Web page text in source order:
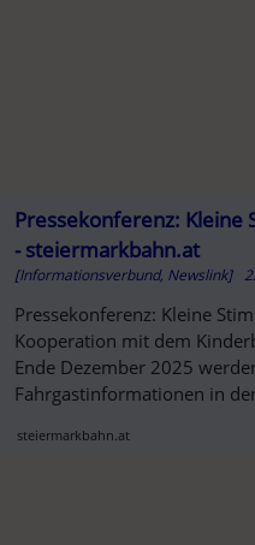
Pressekonferenz: Kleine
- steiermarkbahn.at
[Informationsverbund, Newslink]
Pressekonferenz: Kleine
Kooperation mit dem
Ende Dezember 2025
Fahrgastinformationen in
steiermarkbahn.at